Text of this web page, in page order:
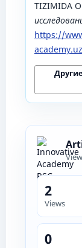
TIZIMIDA
https://
2
Views
0